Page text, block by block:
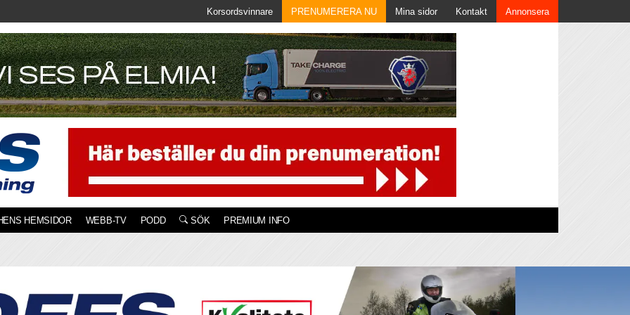
Korsordsvinnare PRENUMERERA NU Mina sidor Kontakt Annonsera
HEMSIDOR WEBB-TV PODD SÖK PREMIUM INFO